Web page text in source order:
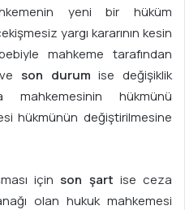
yeni bir hüküm
yargı kararının kesin
mahkeme tarafından
ve son durumise değişiklik
hükmünü
hükmünün değiştirilmesine
için son şart ise ceza
olan hukuk mahkemesi